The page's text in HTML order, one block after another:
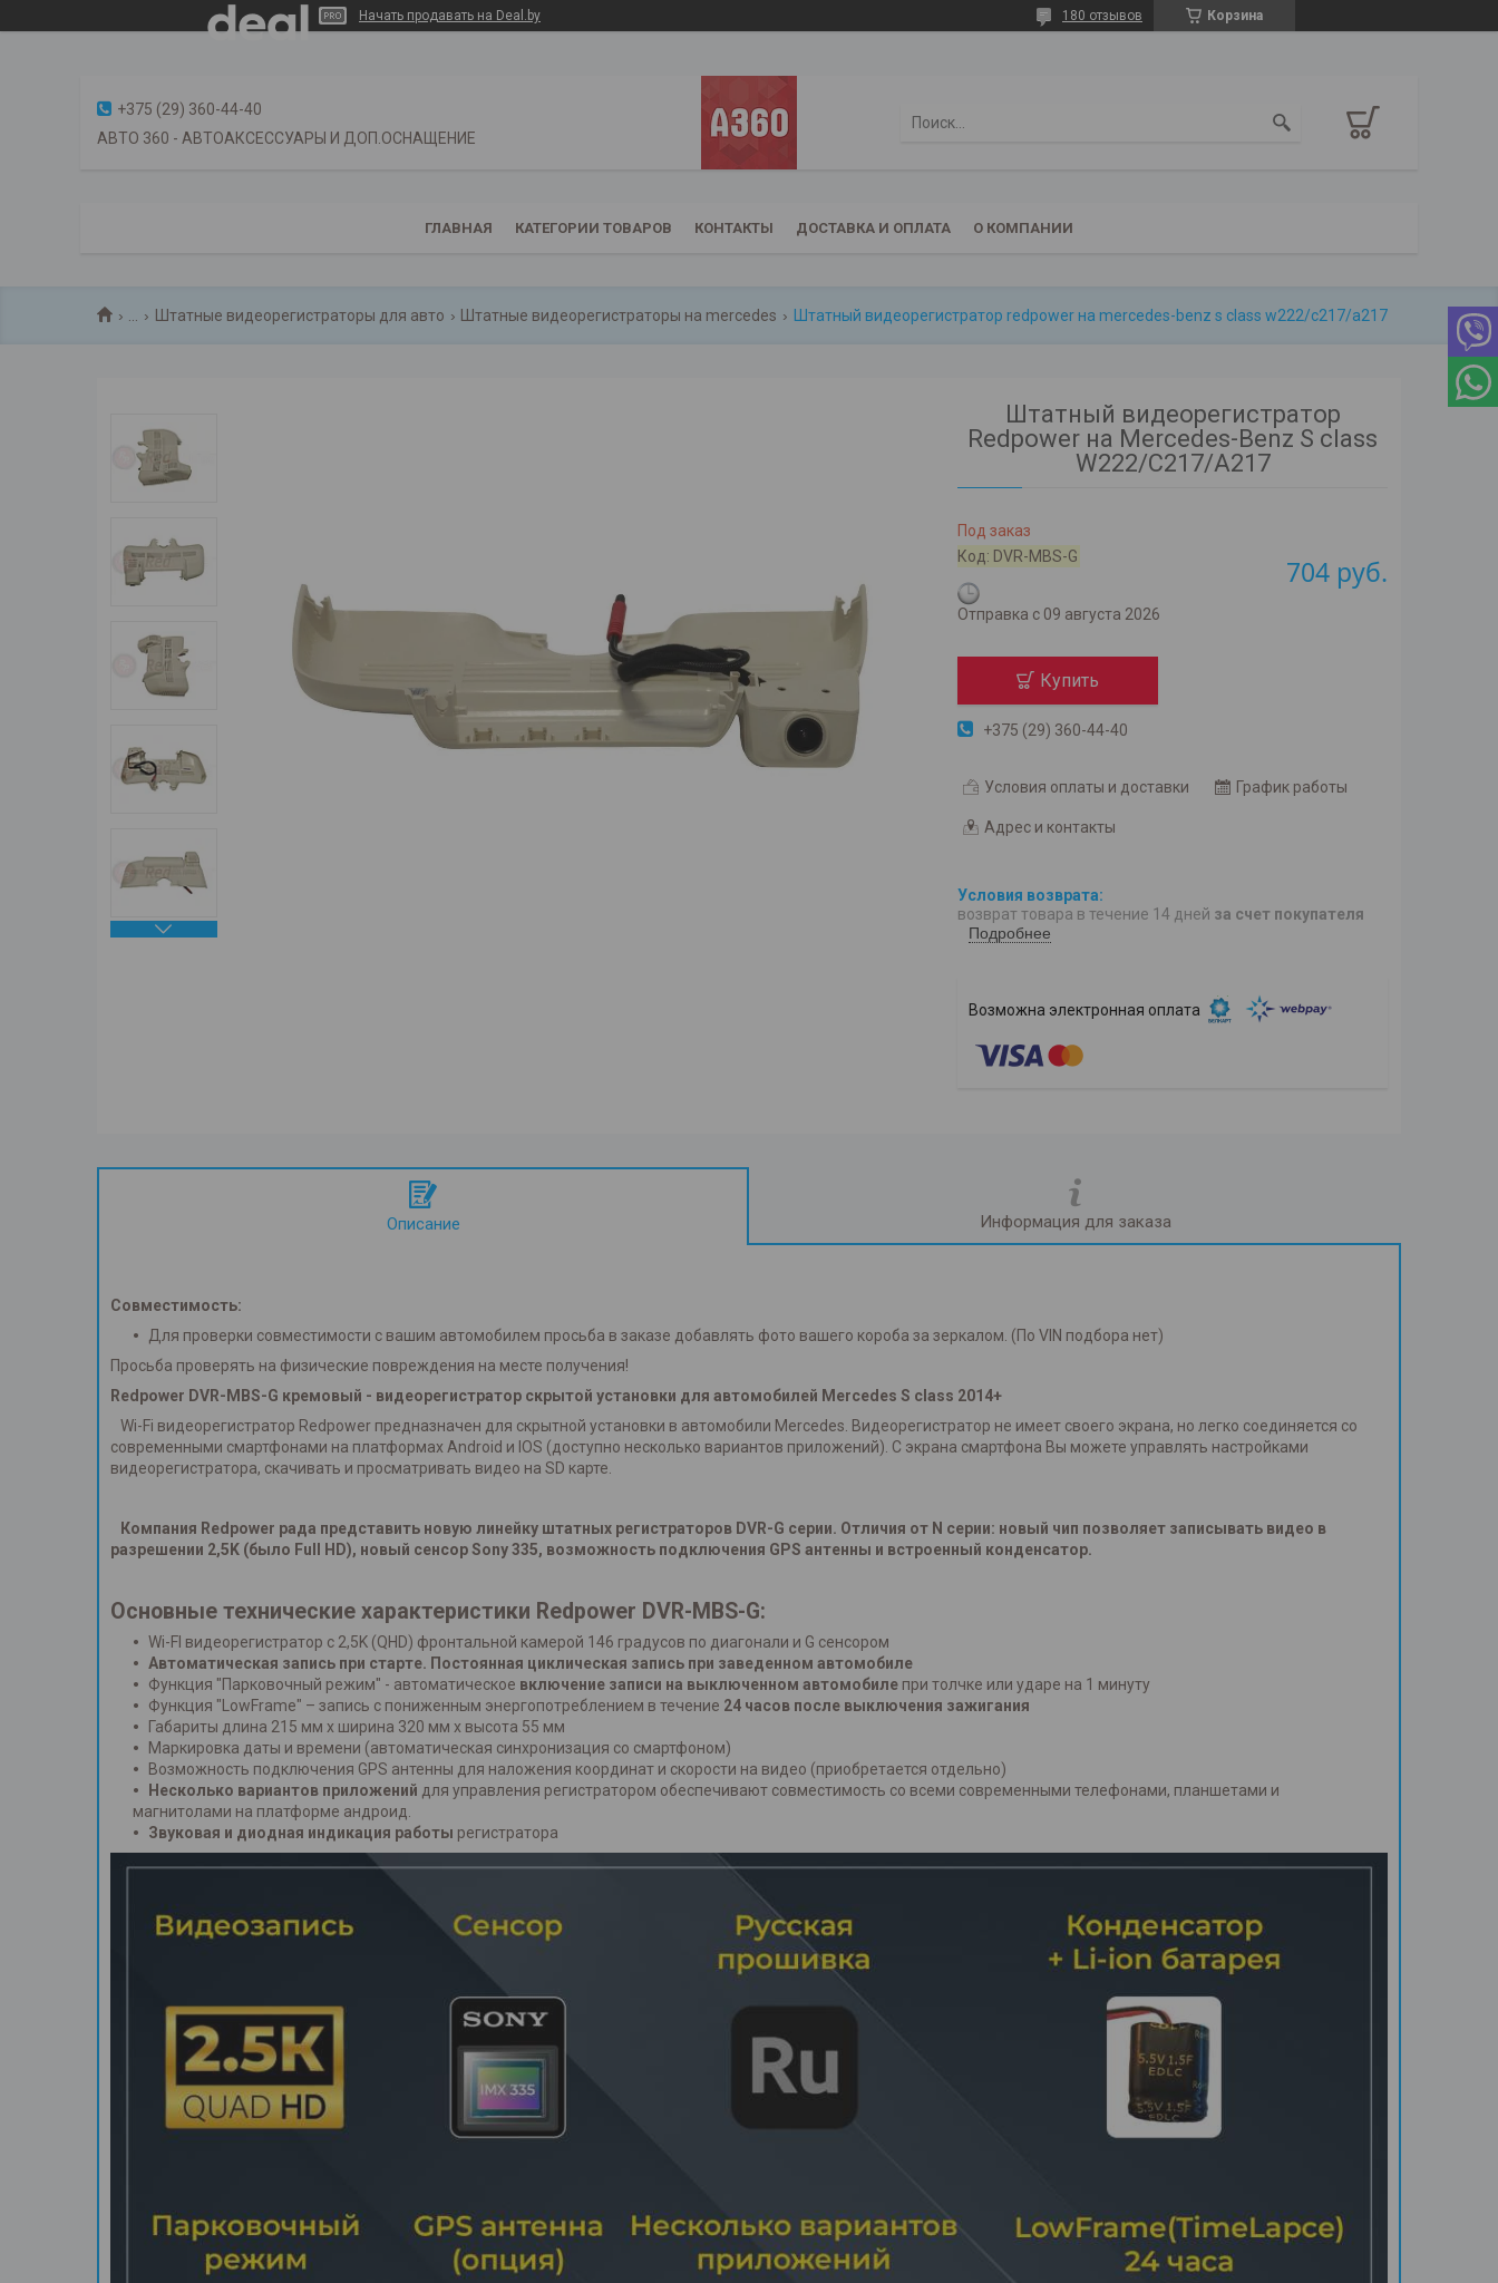
Начать продавать на Deal.by Корзина
180 отзывов
+375 (29) 360-44-40
АВТО 360 - АВТОАКСЕССУАРЫ И ДОП.ОСНАЩЕНИЕ
ГЛАВНАЯ КАТЕГОРИИ ТОВАРОВ КОНТАКТЫ ДОСТАВКА И ОПЛАТА О КОМПАНИИ
Штатные видеорегистраторы для авто Штатные видеорегистраторы на mercedes Штатный видеорегистратор redpower на mercedes-benz s class w222/c217/a217
Штатный видеорегистратор
Redpower на Mercedes-Benz S class
W222/C217/A217
Под заказ
Код: DVR-MBS-G
Отправка с 09 августа 2026
704 руб.
Купить
+375 (29) 360-44-40
Условия оплаты и доставки График работы
Адрес и контакты
возврат товара в течение 14 дней за счет покупателя
Подробнее
Описание Информация для заказа
Совместимость:
Для проверки совместимости с вашим автомобилем просьба в заказе добавлять фото вашего короба за зеркалом. (По VIN подбора нет)
Просьба проверять на физические повреждения на месте получения!
Redpower DVR-MBS-G кремовый - видеорегистратор скрытой установки для автомобилей Mercedes S class 2014+
Wi-Fi видеорегистратор Redpower предназначен для скрытной установки в автомобили Mercedes. Видеорегистратор не имеет своего экрана, но легко соединяется со
современными смартфонами на платформах Android и IOS (доступно несколько вариантов приложений). C экрана смартфона Вы можете управлять настройками
видеорегистратора, скачивать и просматривать видео на SD карте.
Компания Redpower рада представить новую линейку штатных регистраторов DVR-G серии. Отличия от N серии: новый чип позволяет записывать видео в
разрешении 2,5K (было Full HD), новый сенсор Sony 335, возможность подключения GPS антенны и встроенный конденсатор.
Основные технические характеристики Redpower DVR-MBS-G:
Wi-FI видеорегистратор с 2,5K (QHD) фронтальной камерой 146 градусов по диагонали и G сенсором
Автоматическая запись при старте. Постоянная циклическая запись при заведенном автомобиле
Функция "Парковочный режим" - автоматическое включение записи на выключенном автомобиле при толчке или ударе на 1 минуту
Функция "LowFrame" – запись с пониженным энергопотреблением в течение 24 часов после выключения зажигания
Габариты длина 215 мм x ширина 320 мм x высота 55 мм
Маркировка даты и времени (автоматическая синхронизация со смартфоном)​
Возможность подключения GPS антенны для наложения координат и скорости на видео (приобретается отдельно)
Несколько вариантов приложений для управления регистратором обеспечивают совместимость со всеми современными телефонами, планшетами и
магнитолами на платформе андроид.
Звуковая и диодная индикация работы регистратора